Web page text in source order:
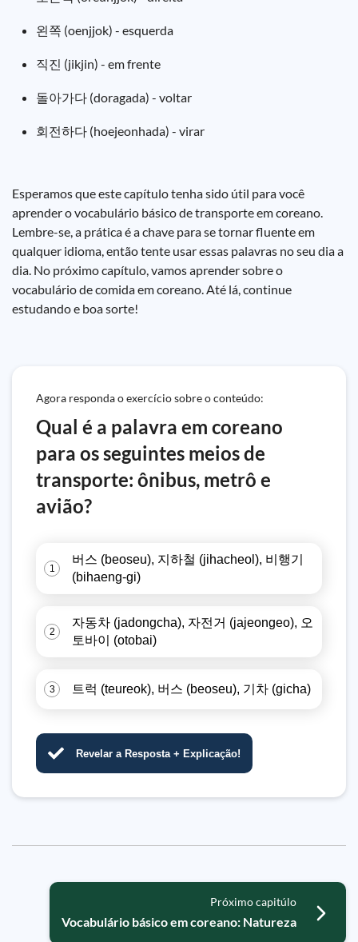
왼쪽 (oenjjok) - esquerda
직진 (jikjin) - em frente
돌아가다 (doragada) - voltar
회전하다 (hoejeonhada) - virar
Esperamos que este capítulo tenha sido útil para você
aprender o vocabulário básico de transporte em coreano.
Lembre-se, a prática é a chave para se tornar fluente em
qualquer idioma, então tente usar essas palavras no seu dia a
dia. No próximo capítulo, vamos aprender sobre o
vocabulário de comida em coreano. Até lá, continue
estudando e boa sorte!
Agora responda o exercício sobre o conteúdo:
Qual é a palavra em coreano
para os seguintes meios de
transporte: ônibus, metrô e
avião?
1
버스 (beoseu), 지하철 (jihacheol), 비행기
(bihaeng-gi)
2
자동차 (jadongcha), 자전거 (jajeongeo), 오
토바이 (otobai)
3 트럭 (teureok), 버스 (beoseu), 기차 (gicha)
Revelar a Resposta + Explicação!
Próximo capitúlo
Vocabulário básico em coreano: Natureza